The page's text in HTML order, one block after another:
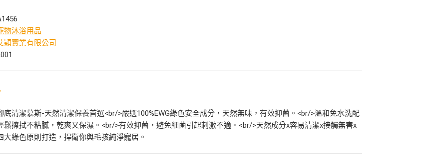
物沐浴用品
穎實業有限公司
底清潔慕斯-天然清潔保養首選<br/>嚴選100%EWG綠色安全成分，天然無味，有效抑菌。<br/>溫和免水洗配
鬆擦拭不粘膩，乾爽又保濕。<br/>有效抑菌，避免細菌引起刺激不適。<br/>天然成分x容易清潔x接觸無害x
大綠色原則打造，捍衛你與毛孩純淨寵居。